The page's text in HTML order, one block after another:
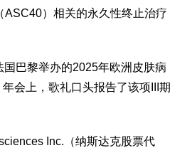
ASC40）相关的永久性终止治疗
巴黎举办的2025年欧洲皮肤病
会上，歌礼口头报告了该项III期
Inc.（纳斯达克股票代